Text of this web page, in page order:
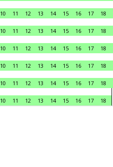
10 11 12 13 14 15 16 17 18
10 11 12 13 14 15 16 17 18
10 11 12 13 14 15 16 17 18
10 11 12 13 14 15 16 17 18
10 11 12 13 14 15 16 17 18
10 11 12 13 14 15 16 17 18